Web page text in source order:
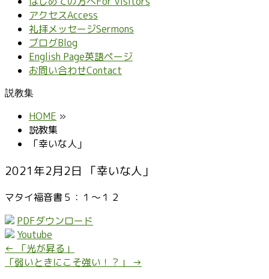
アクセスAccess
礼拝メッセージSermons
ブログBlog
English Page英語ページ
お問い合わせContact
説教集
HOME »
説教集
「幸いな人」
2021年2月2日 「幸いな人」
マタイ福音書５：１～１２
PDFダウンロード
Youtube
← 「光が昇る」
「弱いときにこそ強い！？」 →